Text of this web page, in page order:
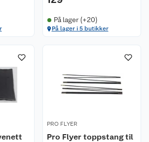
På lager (+20)
På lager i 5 butikker
PRO FLYER
Pro Flyer toppstang til